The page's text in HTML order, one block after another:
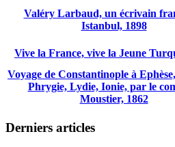
Valéry Larbaud, un écrivain
Istanbul, 1898
Vive la France, vive la Jeune
Voyage de Constantinople à
Phrygie, Lydie, Ionie, par le
Moustier, 1862
Derniers articles